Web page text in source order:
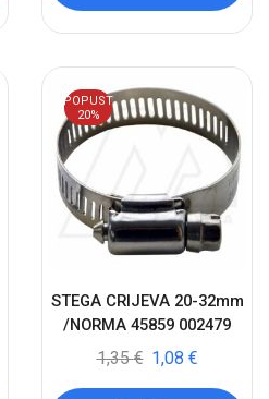
POPUST
20%
STEGA CRIJEVA 20-32mm
/NORMA 45859 002479
1,35€ 1,08 €